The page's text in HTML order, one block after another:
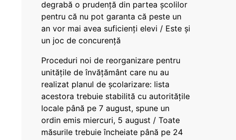
degrabă o prudență din partea școlilor
pentru că nu pot garanta că peste un
an vor mai avea suficienți elevi / Este și
un joc de concurență
Proceduri noi de reorganizare pentru
unitățile de învățământ care nu au
realizat planul de școlarizare: lista
acestora trebuie stabilită cu autoritățile
locale până pe 7 august, spune un
ordin emis miercuri, 5 august / Toate
măsurile trebuie încheiate până pe 24